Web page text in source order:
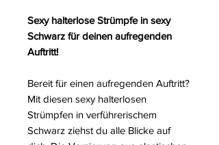
Sexy halterlose Strümpfe in sexy
Schwarz für deinen aufregenden
Auftritt!
Bereit für einen aufregenden Auftritt?
Mit diesen sexy halterlosen
Strümpfen in verführerischem
Schwarz ziehst du alle Blicke auf